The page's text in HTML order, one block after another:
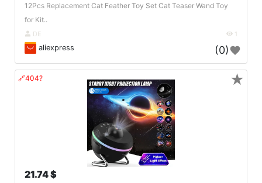
12Pcs Replacement Cat Feather Toy Set Cat Teaser Wand Toy
for Kit..
DE 1
aliexpress (0)
🔗404?
21.74 $
★